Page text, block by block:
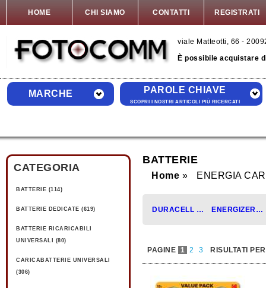
HOME CHI SIAMO CONTATTI REGISTRATI
viale Matteotti, 66 -
È possibile acquistare
MARCHE PAROLE CHIAVE
SCOPRI I NOSTRI ARTICOLI PIÙ RICERCATI
CATEGORIA
BATTERIE (114)
BATTERIE DEDICATE (619)
BATTERIE RICARICABILI
UNIVERSALI (80)
CARICABATTERIE UNIVERSALI
(306)
BATTERIE
Home ENERGIA
DURACELL (47) ENERGIZER (33)
PAGINE 1 2 3 RISULTATI